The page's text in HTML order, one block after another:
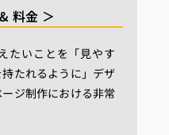
料金 ＞
たいことを「見やす
たれるように」デザ
ジ制作における非常